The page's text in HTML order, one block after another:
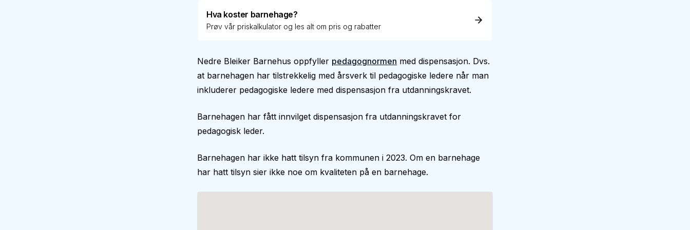
Hva koster barnehage?
Prøv vår priskalkulator og les alt om pris og rabatter
Nedre Bleiker Barnehus oppfyller pedagognormen med dispensasjon. Dvs.
at barnehagen har tilstrekkelig med årsverk til pedagogiske ledere når man
inkluderer pedagogiske ledere med dispensasjon fra utdanningskravet.
Barnehagen har fått innvilget dispensasjon fra utdanningskravet for
pedagogisk leder.
Barnehagen har ikke hatt tilsyn fra kommunen i 2023. Om en barnehage
har hatt tilsyn sier ikke noe om kvaliteten på en barnehage.